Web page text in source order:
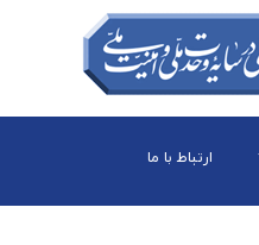
ارتباط با ما